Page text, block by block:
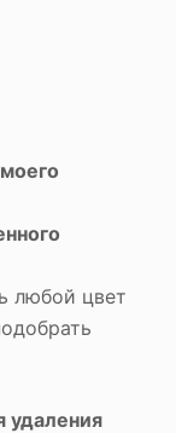
любой цвет
удаления